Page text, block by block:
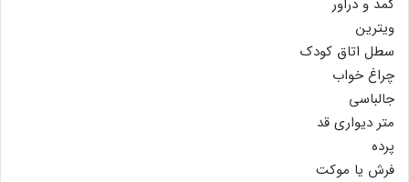
کمد و دراور
ویترین
سطل اتاق کودک
چراغ خواب
جالباسی
متر دیواری قد
پرده
فرش یا موکت